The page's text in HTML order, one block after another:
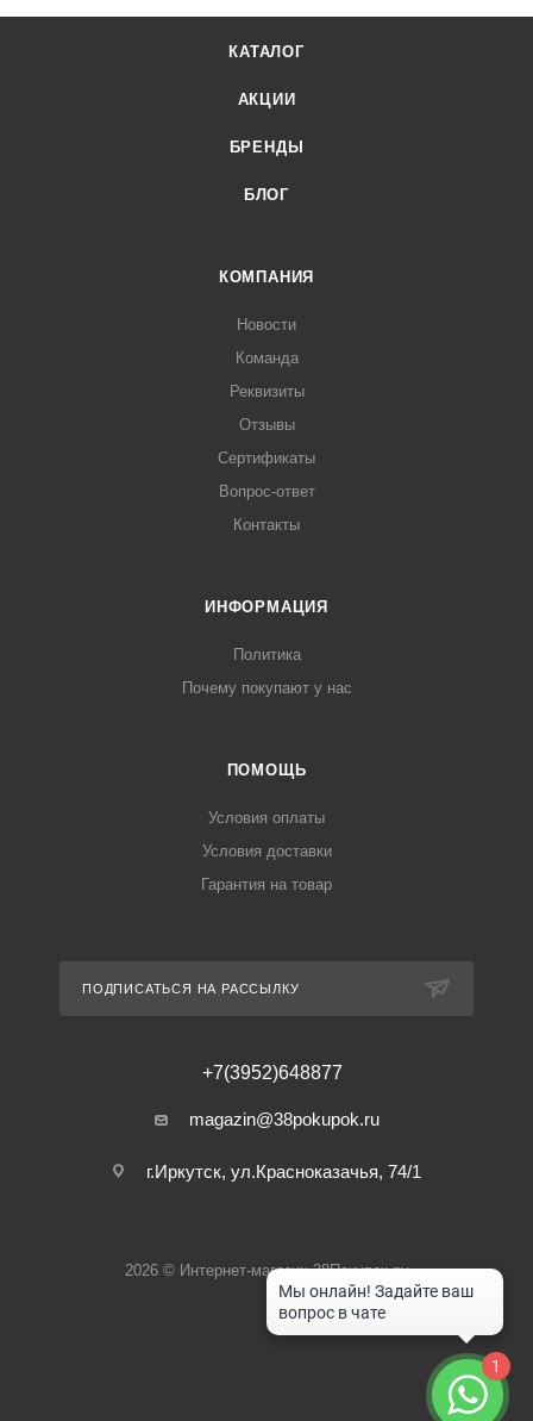
КАТАЛОГ
АКЦИИ
БРЕНДЫ
БЛОГ
КОМПАНИЯ
Новости
Команда
Реквизиты
Отзывы
Сертификаты
Вопрос-ответ
Контакты
ИНФОРМАЦИЯ
Политика
Почему покупают у нас
ПОМОЩЬ
Условия оплаты
Условия доставки
Гарантия на товар
ПОДПИСАТЬСЯ НА РАССЫЛКУ
+7(3952)648877
magazin@38pokupok.ru
г.Иркутск, ул.Красноказачья, 74/1
2026 © Интернет-магазин 38Покупок.ру
1